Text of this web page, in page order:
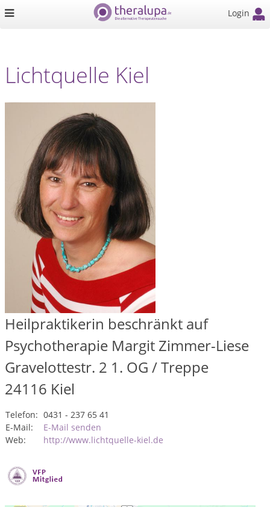
Login
Lichtquelle Kiel
Heilpraktikerin beschränkt auf
Psychotherapie Margit Zimmer-Liese
Gravelottestr. 2 1. OG / Treppe
24116 Kiel
Telefon: 0431 - 237 65 41
E-Mail:
E-Mail senden
Web:
http://www.lichtquelle-kiel.de